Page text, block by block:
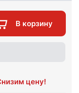
В корзину
цену!